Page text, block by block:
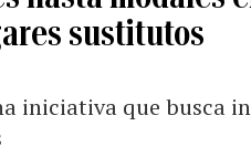
sustitutos
iniciativa que busca